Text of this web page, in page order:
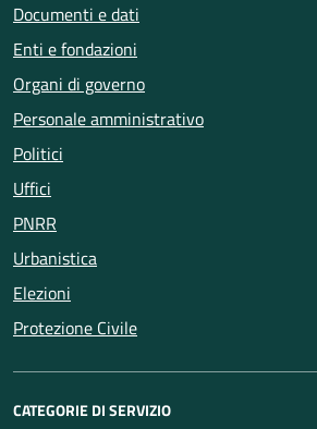
Documenti e dati
Enti e fondazioni
Organi di governo
Personale amministrativo
Politici
Uffici
PNRR
Urbanistica
Elezioni
Protezione Civile
CATEGORIE DI SERVIZIO